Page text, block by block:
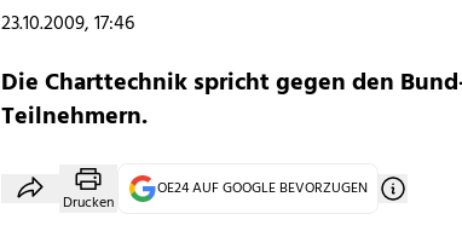
23.10.2009, 17:46
Die Charttechnik spricht gegen den
Teilnehmern.
Drucken
OE24 AUF GOOGLE BEVORZUGEN